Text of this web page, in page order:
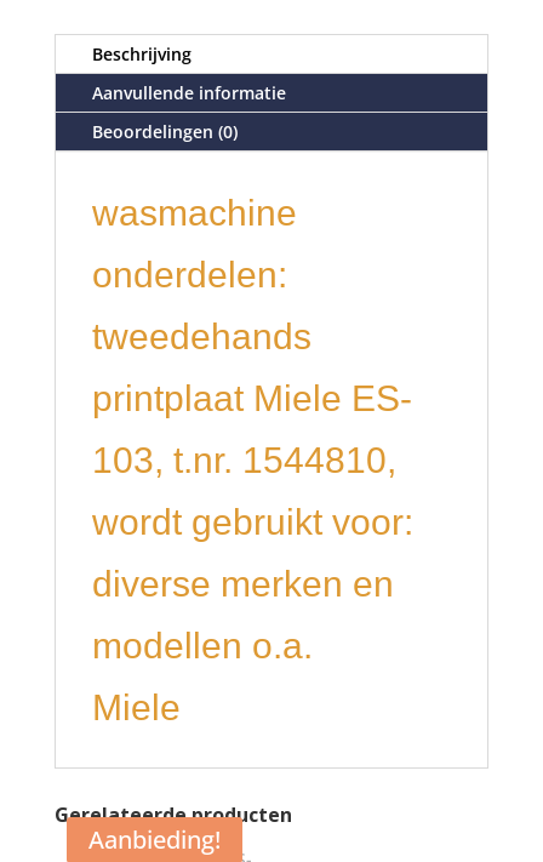
Beschrijving
Aanvullende informatie
Beoordelingen (0)
wasmachine
onderdelen:
tweedehands
printplaat Miele ES-
103, t.nr. 1544810,
wordt gebruikt voor:
diverse merken en
modellen o.a.
Miele
Gerelateerde producten
Aanbieding!